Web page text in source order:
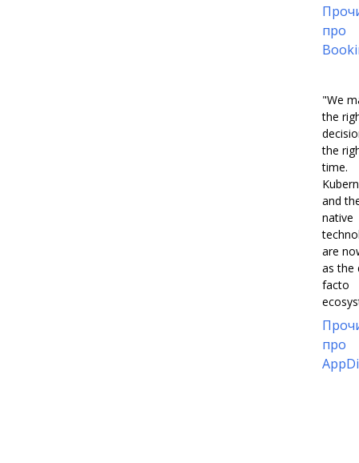
про
"We
the
the
time.
and
native
are
as the
facto
про